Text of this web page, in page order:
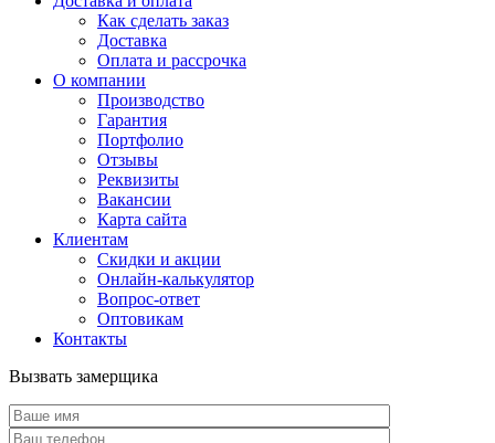
Как сделать заказ
Доставка
Оплата и рассрочка
О компании
Производство
Гарантия
Портфолио
Отзывы
Реквизиты
Вакансии
Карта сайта
Клиентам
Скидки и акции
Онлайн-калькулятор
Вопрос-ответ
Оптовикам
Контакты
Вызвать замерщика